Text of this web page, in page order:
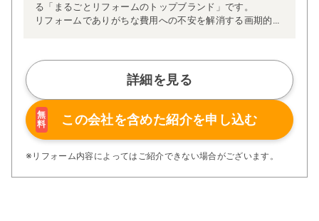
る「まるごとリフォームのトップブランド」です。
リフォームでありがちな費用への不安を解消する画期的な
ム」、経験豊かなセールスエンジニアによる「一貫担当
制」などが高い信頼を得ています。
また、大規模リフォームに習熟した施工管理者が現場を統
括する「専属棟梁制」、豊富な実績に裏付けられた充実の
施工マニュアルや検査体制により高い施工品質を実現。
さらに、住友不動産のリフォームならではの充実の保証、
アフターサービス体制で工事後も安心です。
ぜひ、あなたの大切なお住まいの再生を私たちにお任せく
詳細を見る
無
料
この会社を含めた紹介を申し込む
※リフォーム内容によってはご紹介できない場合がございます。